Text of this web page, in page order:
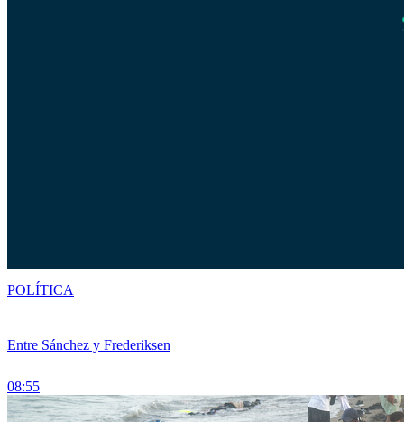
Entre Sánchez y Frederiksen
08:55
POLÍTICA